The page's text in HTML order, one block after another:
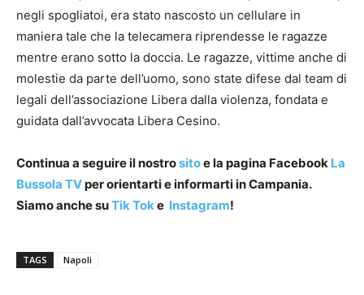
negli spogliatoi, era stato nascosto un cellulare in
maniera tale che la telecamera riprendesse le ragazze
mentre erano sotto la doccia. Le ragazze, vittime anche di
molestie da parte dell’uomo, sono state difese dal team di
legali dell’associazione Libera dalla violenza, fondata e
guidata dall’avvocata Libera Cesino.
Continua a seguire il nostrositoe la pagina Facebook La
Bussola TVper orientarti e informarti in Campania.
Siamo anche suTik Toke Instagram!
TAGS Napoli